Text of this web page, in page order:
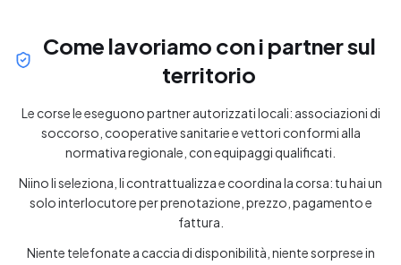
Come lavoriamo con i partner sul
territorio
Le corse le eseguono partner autorizzati locali: associazioni di
soccorso, cooperative sanitarie e vettori conformi alla
normativa regionale, con equipaggi qualificati.
Niino li seleziona, li contrattualizza e coordina la corsa: tu hai un
solo interlocutore per prenotazione, prezzo, pagamento e
fattura.
Niente telefonate a caccia di disponibilità, niente sorprese in